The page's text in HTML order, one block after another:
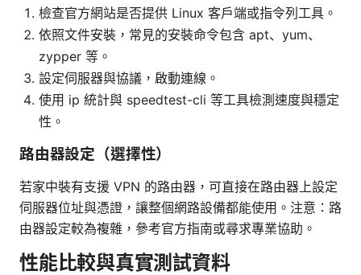
檢查官方網站是否提供 Linux 客戶端或指令列工具。
依照文件安裝，常見的安裝命令包含 apt、yum、
zypper 等。
設定伺服器與協議，啟動連線。
使用 ip 統計與 speedtest-cli 等工具檢測速度與穩定
性。
路由器設定（選擇性）
若家中裝有支援 VPN 的路由器，可直接在路由器上設定
伺服器位址與憑證，讓整個網路設備都能使用。注意：路
由器設定較為複雜，參考官方指南或尋求專業協助。
性能比較與真實測試資料